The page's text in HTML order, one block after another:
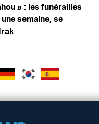
» : les funérailles
semaine, se